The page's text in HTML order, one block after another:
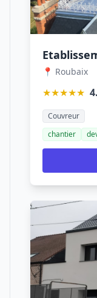
📍 Roubaix
★★★★★
Couvreur
chantier